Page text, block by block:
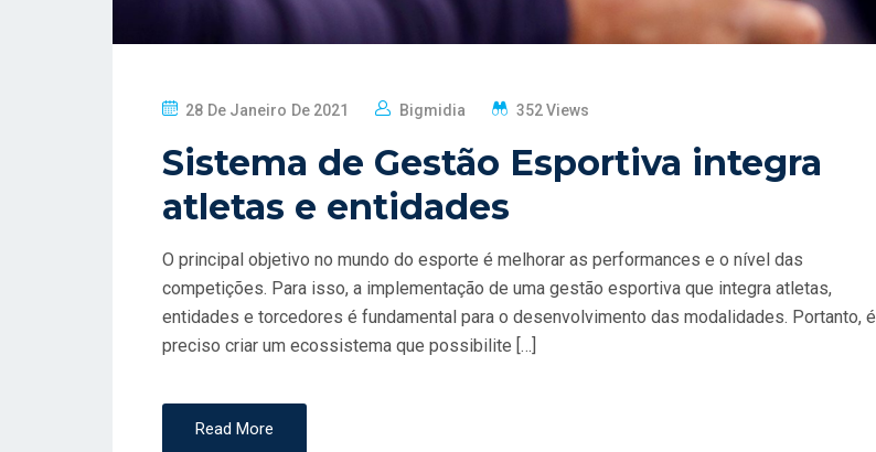
P
S
E
N
28 De Janeiro De 2021 Bigmidia 352 Views
Sistema de Gestão Esportiva integra
atletas e entidades
O principal objetivo no mundo do esporte é melhorar as performances e o nível das
competições. Para isso, a implementação de uma gestão esportiva que integra atletas,
entidades e torcedores é fundamental para o desenvolvimento das modalidades. Portanto, é
preciso criar um ecossistema que possibilite […]
Read More